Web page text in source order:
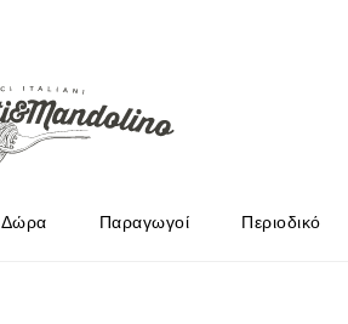
Δώρα Παραγωγοί Περιοδικό